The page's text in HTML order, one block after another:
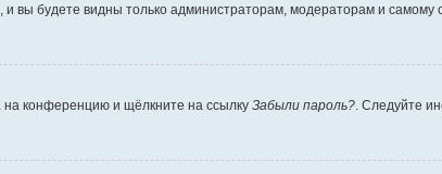
, и вы будете видны только администраторам, модераторам и
на конференцию и щёлкните на ссылку Забыли пароль? . Следуйте